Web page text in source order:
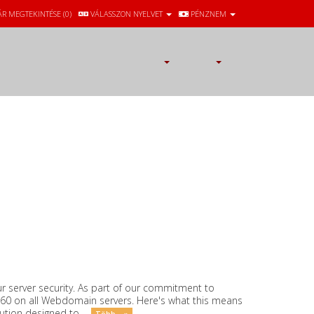
PÉNZNEM
VÁLASSZON NYELVET
MEGTEKINTÉSE (0)
server security. As part of our commitment to
on all Webdomain servers. Here's what this means